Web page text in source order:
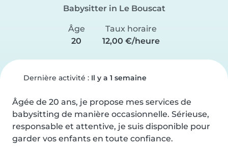
Babysitter in Le Bouscat
Âge
20
Taux horaire
12,00 €/heure
Dernière activité : Il y a 1 semaine
Âgée de 20 ans, je propose mes services de
babysitting de manière occasionnelle. Sérieuse,
responsable et attentive, je suis disponible pour
garder vos enfants en toute confiance.